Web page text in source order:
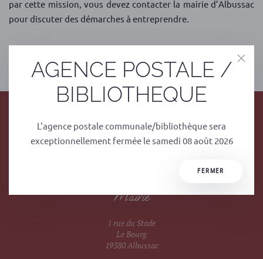
par cette mission, vous devez contacter la mairie d’Albussac
pour discuter des démarches à entreprendre.
SUIVANT
Mairie
1 rue du Stade
Le Bourg
19380 Albussac
AGENCE POSTALE /
BIBLIOTHEQUE
L'agence postale communale/bibliothèque sera
exceptionnellement fermée le samedi 08 août 2026
FERMER